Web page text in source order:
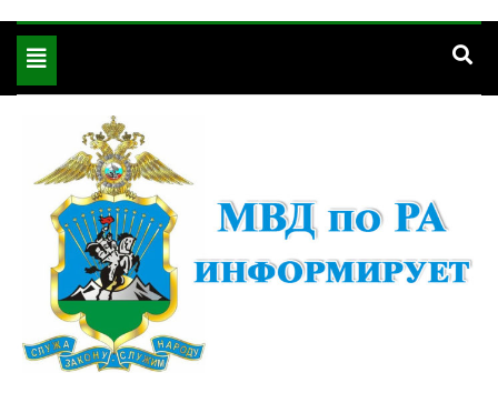
"Дружба" — газета
Красногвардейского района Республики Адыгея
Toggle
navigation